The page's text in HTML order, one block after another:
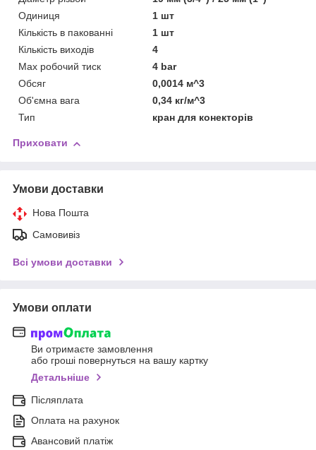
Одиниця
1 шт
Кількість в пакованні
1 шт
Кількість виходів
4
Мах робочий тиск
4 bar
Обсяг
0,0014 м^3
Об'ємна вага
0,34 кг/м^3
Тип
кран для конекторів
Приховати
Умови доставки
Нова Пошта
Самовивіз
Всі умови доставки
Умови оплати
Ви отримаєте замовлення
або гроші повернуться на вашу картку
Детальніше
Післяплата
Оплата на рахунок
Авансовий платіж